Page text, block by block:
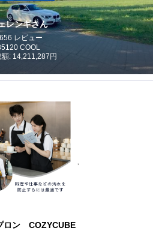
レンギさん
レビュー
COOL
額: 14,211,287円
ロン COZYCUBE